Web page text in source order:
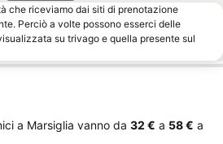
che riceviamo dai siti di prenotazione
Perciò a volte possono esserci delle
su trivago e quella presente sul
a Marsiglia vanno da ‎32 € a ‎58 € a